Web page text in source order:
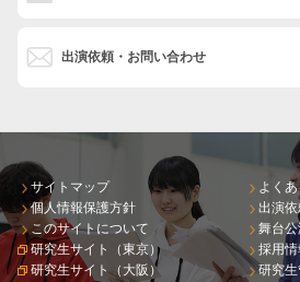
出演依頼・お問い合わせ
サイトマップ
個人情報保護方針
このサイトについて
研究生サイト（東京）
研究生サイト（大阪）
よく
出演
舞台
採用情
研究生